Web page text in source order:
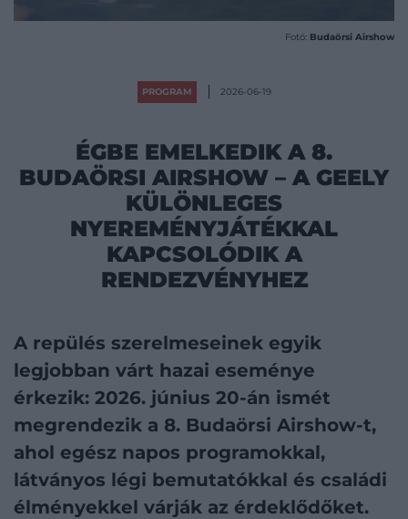
Fotó: Budaörsi Airshow
PROGRAM 2026-06-19
ÉGBE EMELKEDIK A 8.
BUDAÖRSI AIRSHOW – A GEELY
KÜLÖNLEGES
NYEREMÉNYJÁTÉKKAL
KAPCSOLÓDIK A
RENDEZVÉNYHEZ
A repülés szerelmeseinek egyik
legjobban várt hazai eseménye
érkezik: 2026. június 20-án ismét
megrendezik a 8. Budaörsi Airshow-t,
ahol egész napos programokkal,
látványos légi bemutatókkal és családi
élményekkel várják az érdeklődőket.